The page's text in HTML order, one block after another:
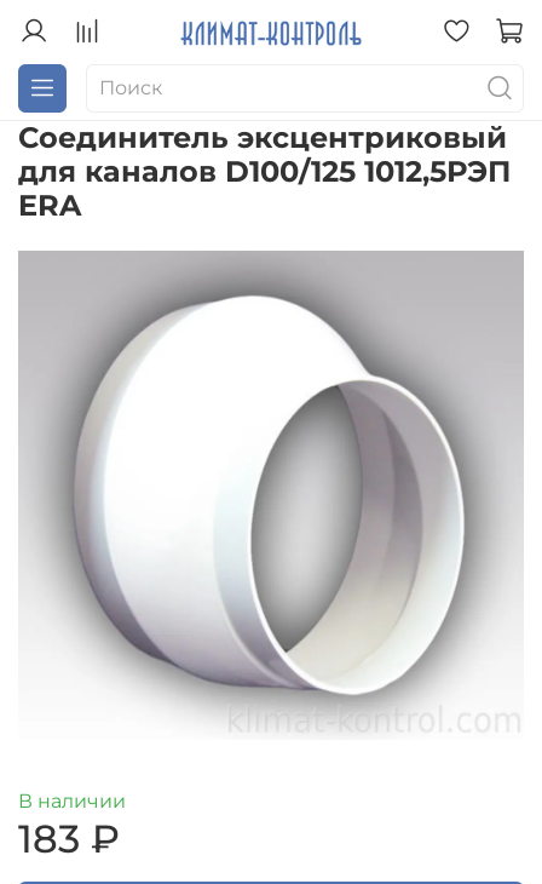
Соединитель эксцентриковый
для каналов D100/125 1012,5РЭП
ERA
В наличии
183 ₽